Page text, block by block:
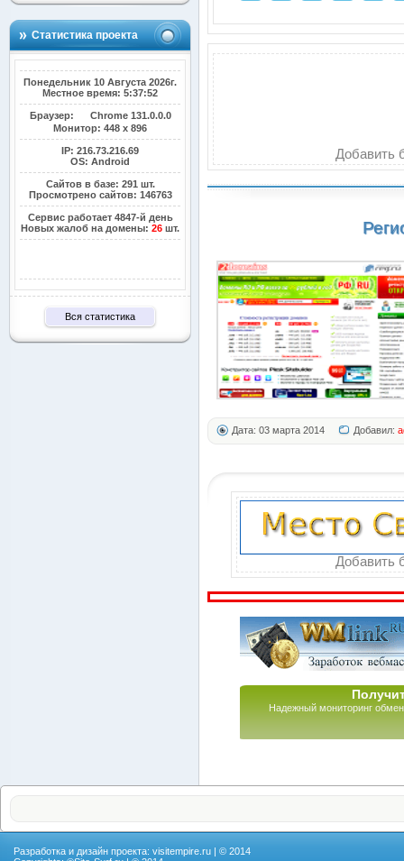
Статистика проекта
Понедельник 10 Августа 2026г.
Местное время: 5:37:52
Браузер:
Chrome 131.0.0.0
Монитор: 448 x 896
IP: 216.73.216.69
OS: Android
Сайтов в базе: 291 шт.
Просмотрено сайтов: 146763
Сервис работает 4847-й день
Новых жалоб на домены: 26 шт.
Вся статистика
Добавить
Дата: 03 марта 2014 Добавил:
Добавить
Надежный мониторинг
Разработка и дизайн проекта: visitempire.ru | © 2014